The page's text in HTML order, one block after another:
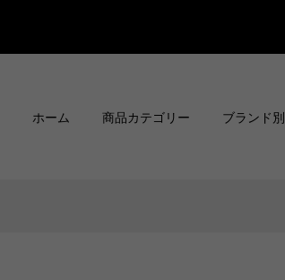
ホーム 商品カテゴリー ブランド別